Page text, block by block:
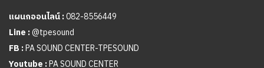
แผนกออนไลน์ :082-8556449
Line :@tpesound
FB :PA SOUND CENTER-TPESOUND
Youtube :PA SOUND CENTER